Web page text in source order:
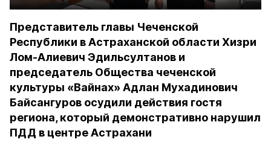
Представитель главы Чеченской
Республики в Астраханской области Хизри
Лом-Алиевич Эдильсултанов и
председатель Общества чеченской
культуры «Вайнах» Адлан Мухадинович
Байсангуров осудили действия гостя
региона, который демонстративно нарушил
ПДД в центре Астрахани